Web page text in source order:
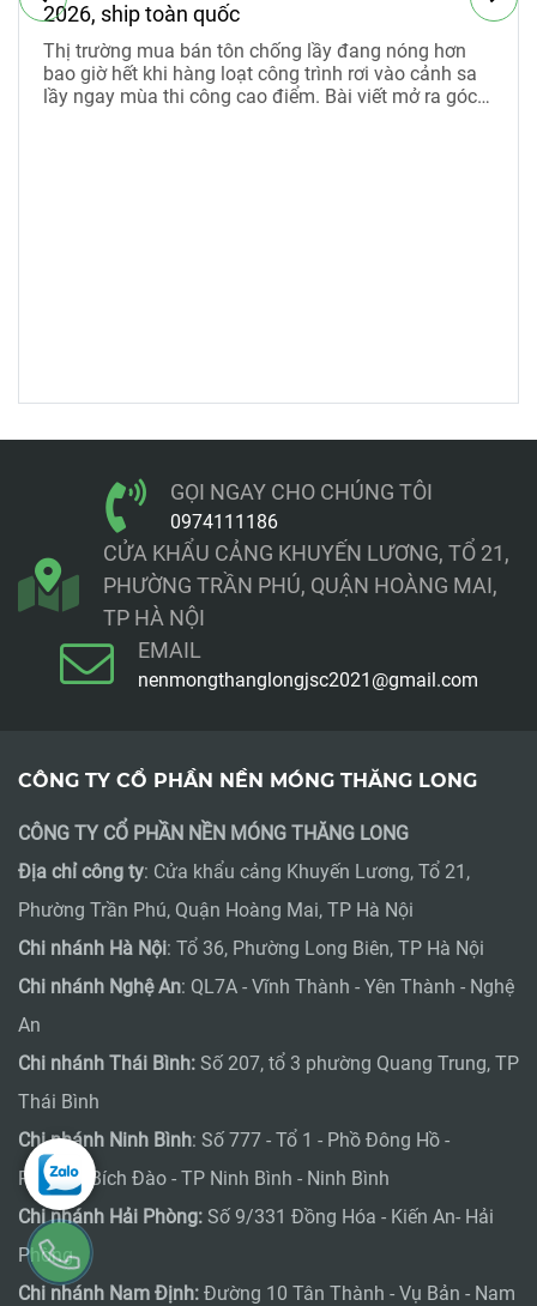
2026, ship toàn quốc
Thị trường mua bán tôn chống lầy đang nóng hơn
bao giờ hết khi hàng loạt công trình rơi vào cảnh sa
lầy ngay mùa thi công cao điểm. Bài viết mở ra góc
GỌI NGAY CHO CHÚNG TÔI
0974111186
CỬA KHẨU CẢNG KHUYẾN LƯƠNG, TỔ 21,
PHƯỜNG TRẦN PHÚ, QUẬN HOÀNG MAI,
TP HÀ NỘI
EMAIL
nenmongthanglongjsc2021@gmail.com
CÔNG TY CỔ PHẦN NỀN MÓNG THĂNG LONG
CÔNG TY CỔ PHẦN NỀN MÓNG THĂNG LONG
Địa chỉ công ty: Cửa khẩu cảng Khuyến Lương, Tổ 21,
Phường Trần Phú, Quận Hoàng Mai, TP Hà Nội
Chi nhánh Hà Nội: Tổ 36, Phường Long Biên, TP Hà Nội
Chi nhánh Nghệ An: QL7A - Vĩnh Thành - Yên Thành - Nghệ
An
Chi nhánh Thái Bình: Số 207, tổ 3 phường Quang Trung, TP
Thái Bình
Chi nhánh Ninh Bình: Số 777 - Tổ 1 - Phồ Đông Hồ -
Phường Bích Đào - TP Ninh Bình - Ninh Bình
Chi nhánh Hải Phòng: Số 9/331 Đồng Hóa - Kiến An- Hải
Phòng
Chi nhánh Nam Định: Đường 10 Tân Thành - Vụ Bản - Nam